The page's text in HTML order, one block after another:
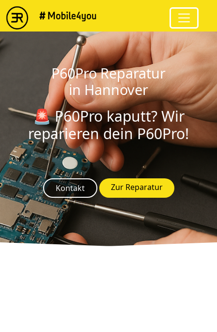
string(6) "P60Pro"
P60Pro Reparatur
in Hannover
🚨 P60Pro kaputt? Wir
reparieren dein P60Pro!
Kontakt Zur Reparatur